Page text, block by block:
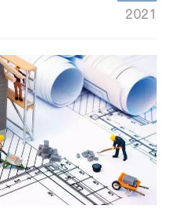
2021